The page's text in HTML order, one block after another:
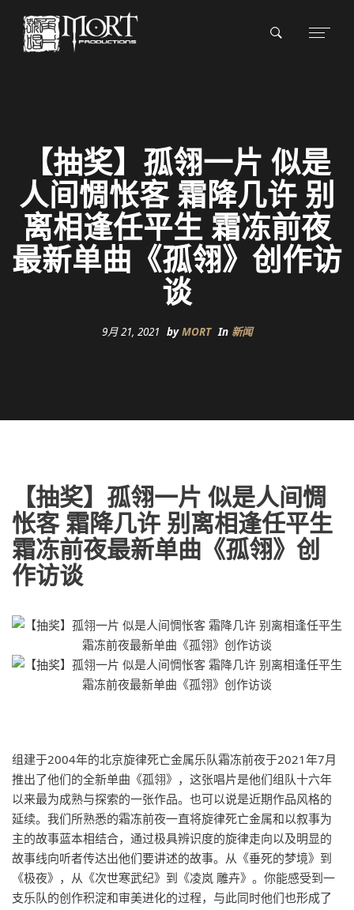
【抽奖】孤翎一片 似是
人间惆怅客 霜降几许 别
离相逢任平生 霜冻前夜
最新单曲《孤翎》创作访
谈
9月 21, 2021 byMORT In 新闻
【抽奖】孤翎一片 似是人间惆
怅客 霜降几许 别离相逢任平生
霜冻前夜最新单曲《孤翎》创
作访谈
组建于2004年的北京旋律死亡金属乐队霜冻前夜于2021年7月
推出了他们的全新单曲《孤翎》，这张唱片是他们组队十六年
以来最为成熟与探索的一张作品。也可以说是近期作品风格的
延续。我们所熟悉的霜冻前夜一直将旋律死亡金属和以叙事为
主的故事蓝本相结合，通过极具辨识度的旋律走向以及明显的
故事线向听者传达出他们要讲述的故事。从《垂死的梦境》到
《极夜》，从《次世寒武纪》到《凌岚 雕卉》。你能感受到一
支乐队的创作积淀和审美进化的过程，与此同时他们也形成了